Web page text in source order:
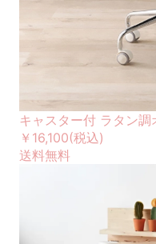
キャスター付 ラタン
￥16,100(税込)
送料無料